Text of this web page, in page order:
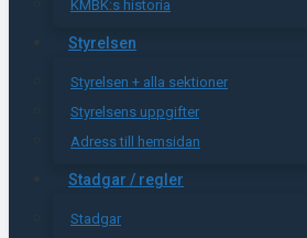
KMBK:s historia
Styrelsen
Styrelsen + alla sektioner
Styrelsens uppgifter
Adress till hemsidan
Stadgar / regler
Stadgar